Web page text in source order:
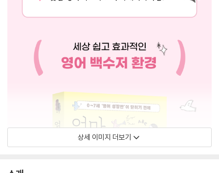
상세 이미지 더보기